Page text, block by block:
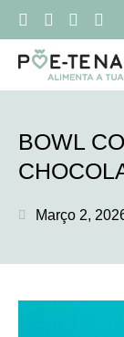
BOWL
Março 2,